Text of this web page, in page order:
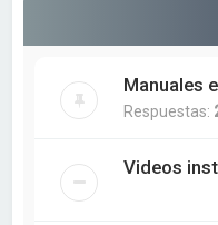
Manuales
Respuestas:
Videos